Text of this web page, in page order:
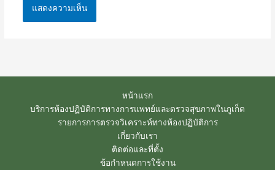
หน้าแรก
บริการห้องปฏิบัติการทางการแพทย์และตรวจสุขภาพในภูเก็ต
รายการการตรวจวิเคราะห์ทางห้องปฏิบัติการ
เกี่ยวกับเรา
ติดต่อและที่ตั้ง
ข้อกำหนดการใช้งาน